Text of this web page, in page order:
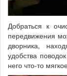
Добраться к
передвижения
дворника,
удобства
него что-то